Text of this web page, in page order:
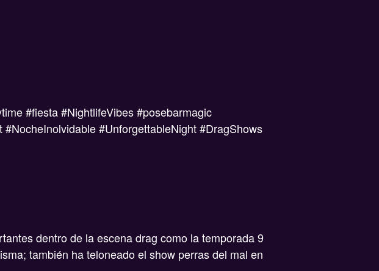
#fiesta #NightlifeVibes #posebarmagic
#UnforgettableNight #DragShows
dentro de la escena drag como la temporada 9
también ha teloneado el show perras del mal en